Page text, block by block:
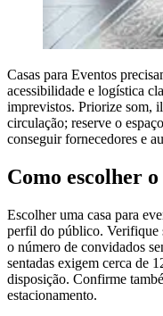
Casas para Eventos
acessibilidade e logística
imprevistos. Priorize som,
circulação; reserve o
conseguir fornecedores e
Como escolher
Escolher uma casa para
perfil do público. Verifique
o número de convidados
sentadas exigem cerca de
disposição. Confirme
estacionamento.